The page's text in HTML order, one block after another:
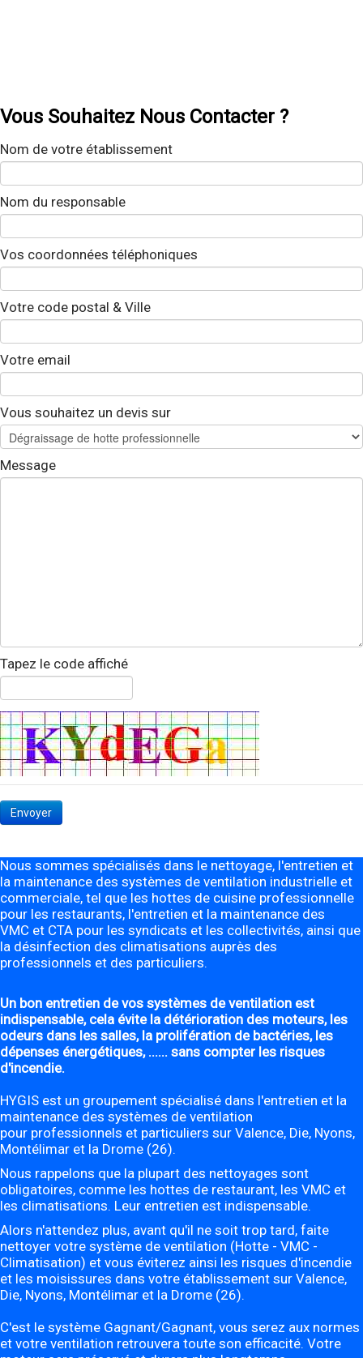
Vous Souhaitez Nous Contacter ?
Nom de votre établissement
Nom du responsable
Vos coordonnées téléphoniques
Votre code postal & Ville
Votre email
Vous souhaitez un devis sur
Message
Tapez le code affiché
Envoyer
Nous sommes spécialisés dans le nettoyage, l'entretien et
la maintenance des systèmes de ventilation industrielle et
commerciale, tel que les hottes de cuisine professionnelle
pour les restaurants, l'entretien et la maintenance des
VMC et CTA pour les syndicats et les collectivités, ainsi que
la désinfection des climatisations auprès des
professionnels et des particuliers.
Un bon entretien de vos systèmes de ventilation est
indispensable, cela évite la détérioration des moteurs, les
odeurs dans les salles, la prolifération de bactéries, les
dépenses énergétiques, ...... sans compter les risques
d'incendie.
HYGIS est un groupement spécialisé dans l'entretien et la
maintenance des systèmes de ventilation
pour professionnels et particuliers sur Valence, Die, Nyons,
Montélimar et la Drome (26).
Nous rappelons que la plupart des nettoyages sont
obligatoires, comme les hottes de restaurant, les VMC et
les climatisations. Leur entretien est indispensable.
Alors n'attendez plus, avant qu'il ne soit trop tard, faite
nettoyer votre système de ventilation (Hotte - VMC -
Climatisation) et vous éviterez ainsi les risques d'incendie
et les moisissures dans votre établissement sur Valence,
Die, Nyons, Montélimar et la Drome (26).
C'est le système Gagnant/Gagnant, vous serez aux normes
et votre ventilation retrouvera toute son efficacité. Votre